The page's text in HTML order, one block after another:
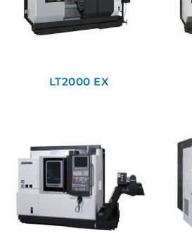
LT2000 EX